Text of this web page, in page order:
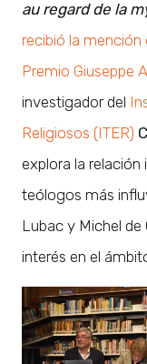
au regard de la
recibió la mención
Premio Giuseppe
investigador del
Religiosos (ITER)
explora la relación
teólogos más
Lubac y Michel
interés en el